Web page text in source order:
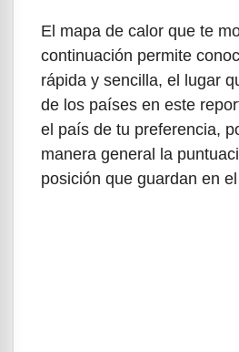
El mapa de calor que te
continuación permite
rápida y sencilla, el lugar
de los países en este
el país de tu preferencia,
manera general la
posición que guardan en